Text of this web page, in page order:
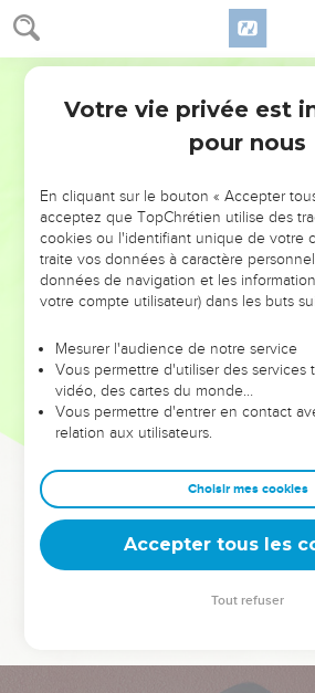
NE MANQUEZ PAS
DE
ET SI LEURS ERREURS POUVAIENT
VOTRES ?
leur foi ou leur vision. Mais on voit moins
et les saisons difficiles qu'ils ont
sont elles qui les ont
Dans cette conférence, leaders,
clés pour avancer avec plus de sagesse
deviennent vos tremplins. Que vous
équipe, un groupe ou une famille, leur
Votre vie privée est
pour nous
En cliquant sur le bouton « Accepter
acceptez que TopChrétien utilise des
cookies ou l'identifiant unique de votre
traite vos données à caractère
données de navigation et les
votre compte utilisateur) dans les buts
Mesurer l'audience de notre service
Vous permettre d'utiliser des services
vidéo, des cartes du monde…
Vous permettre d'entrer en contact
relation aux utilisateurs.
Choisir mes cookies
Accepter tous les
Tout refuser